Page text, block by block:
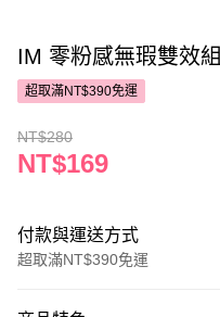
IM 零粉感無瑕雙效組
超取滿NT$390免運
NT$280
NT$169
付款與運送方式
超取滿NT$390免運